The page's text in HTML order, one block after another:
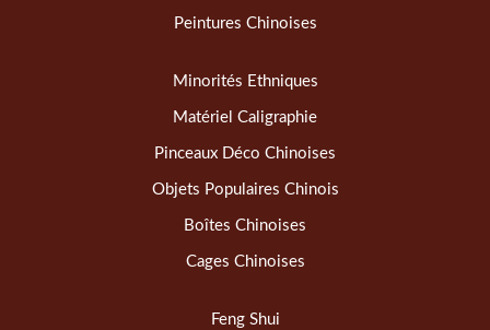
Peintures Chinoises
Minorités Ethniques
Matériel Caligraphie
Pinceaux Déco Chinoises
Objets Populaires Chinois
Boîtes Chinoises
Cages Chinoises
Feng Shui